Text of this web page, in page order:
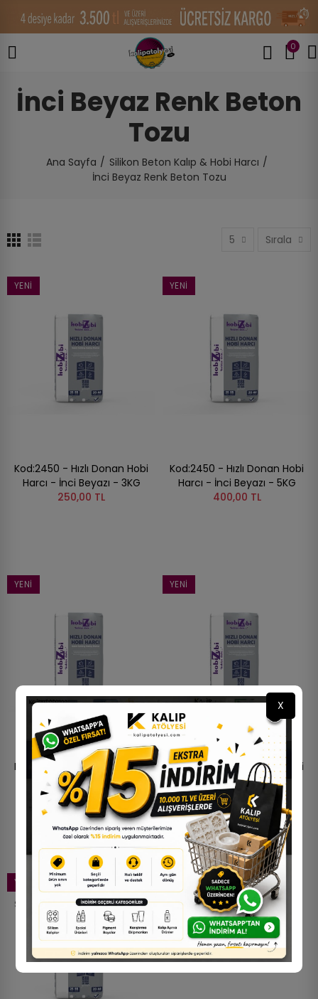
0
İnci Beyaz Renk Beton
Tozu
Ana Sayfa
Silikon Beton Kalıp & Hobi Harcı
İnci Beyaz Renk Beton Tozu
5 Sırala
YENI
Kod:2450 - Hızlı Donan Hobi
Harcı - İnci Beyazı - 3KG
250,00 TL
YENI
Kod:2450 - Hızlı Donan Hobi
Harcı - İnci Beyazı - 5KG
400,00 TL
YENI
Kod:2450 - Hızlı Donan Hobi
Harcı - İnci Beyazı - 10KG
600,00 TL
YENI
Kod:2450 - Hızlı Donan Hobi
Harcı - İnci Beyazı - 20KG
1.390,62 TL
YENI
STOKTA YOK
X